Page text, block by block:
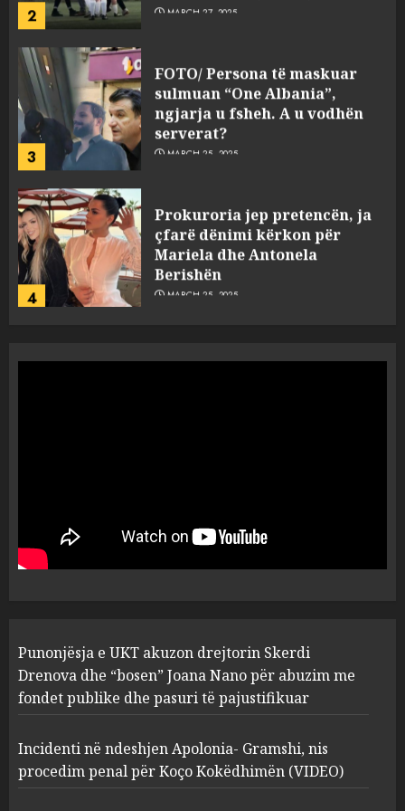
2 MARCH 27, 2025
3
FOTO/ Persona të maskuar
sulmuan “One Albania”,
ngjarja u fsheh. A u vodhën
serverat?
MARCH 25, 2025
4
Prokuroria jep pretencën, ja
çfarë dënimi kërkon për
Mariela dhe Antonela
Berishën
MARCH 25, 2025
1
“bosen” Joana Nano për
abuzim me fondet publike dhe
pasuri të pajustifikuar
2
Apolonia- Gramshi, nis
procedim penal për Koço
Kokëdhimën (VIDEO)
MARCH 27, 2025
FOTO/ Persona të maskuar
sulmuan “One Albania”,
Punonjësja e UKT akuzon drejtorin Skerdi
Drenova dhe “bosen” Joana Nano për abuzim me
fondet publike dhe pasuri të pajustifikuar
Incidenti në ndeshjen Apolonia- Gramshi, nis
procedim penal për Koço Kokëdhimën (VIDEO)